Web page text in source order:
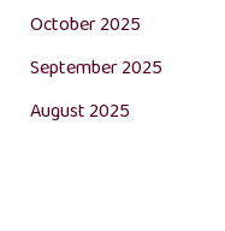
October 2025
September 2025
August 2025